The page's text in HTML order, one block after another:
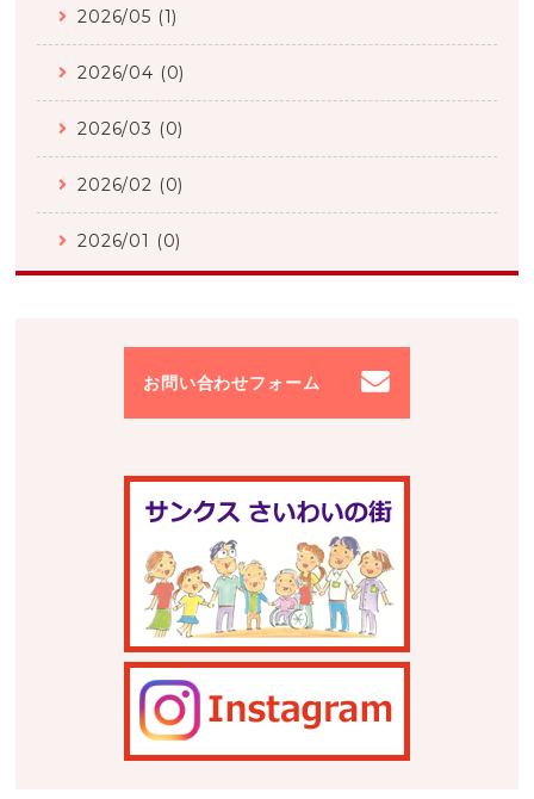
2026/05 (1)
2026/04 (0)
2026/03 (0)
2026/02 (0)
2026/01 (0)
お問い合わせフォーム